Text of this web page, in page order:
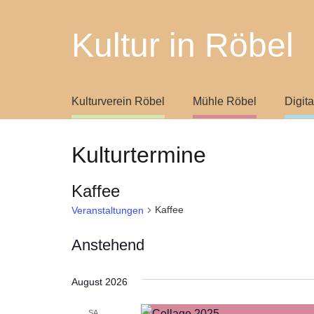
Kultur in Röbel
Kulturverein Röbel Mühle Röbel
Kulturtermine
Kaffee
Veranstaltungen Kaffee
Anstehend
wählen.
August 2026